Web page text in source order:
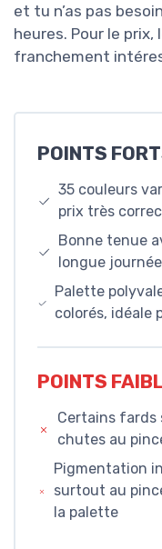
et tu n’as pas
heures. Pour le
franchement
POINTS
35 couleurs
prix très
Bonne tenue
longue journée
Palette
colorés, idéale
POINTS
Certains fards
chutes au
Pigmentation
surtout au
la palette